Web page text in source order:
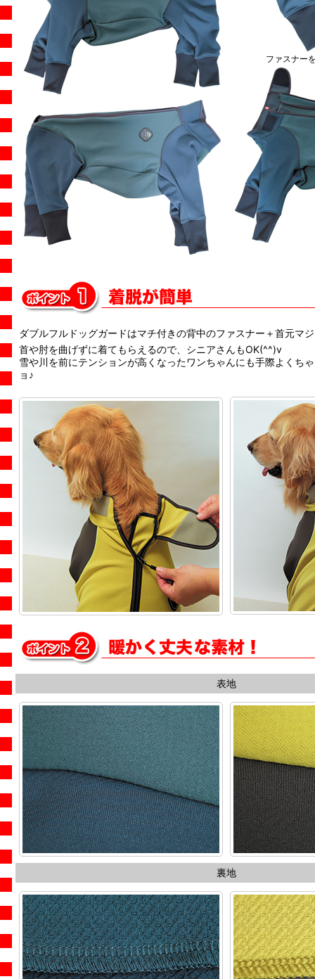
ファスナー
ダブルフルドッグガードはマチ付きの背中のファスナー＋首元マ
首や肘を曲げずに着てもらえるので、シニアさんもOK(^^)v
雪や川を前にテンションが高くなったワンちゃんにも手際よくち
ョ♪
表地
裏地